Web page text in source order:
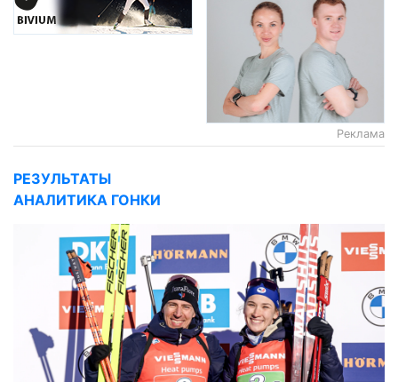
Реклама
РЕЗУЛЬТАТЫ
АНАЛИТИКА ГОНКИ